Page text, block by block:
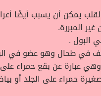
يمكن أن يسبب أيضًا
المبررة.
البول .
في طحال وهو عضو في
عبارة عن بقع حمراء على
حمراء على الجلد أو